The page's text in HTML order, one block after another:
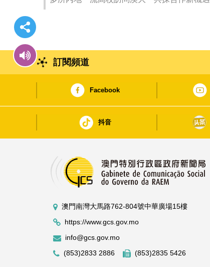
訂閱頻道
Facebook
抖音
澳門南灣大馬路762-804號中華廣場15樓
https://www.gcs.gov.mo
info@gcs.gov.mo
(853)2833 2886
(853)2835 5426